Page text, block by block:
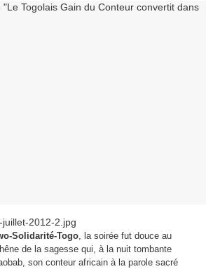
Solidarité-Togo, la soirée fut douce au
de la sagesse qui, à la nuit tombante
son conteur africain à la parole sacré